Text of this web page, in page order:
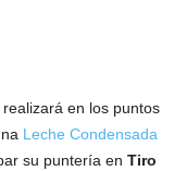
en los puntos
Leche Condensada
su puntería en Tiro